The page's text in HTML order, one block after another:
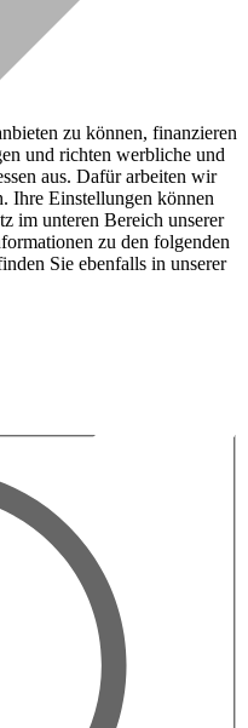
zu können, finanzieren
und richten werbliche und
aus. Dafür arbeiten wir
Ihre Einstellungen können
im unteren Bereich unserer
zu den folgenden
Sie ebenfalls in unserer